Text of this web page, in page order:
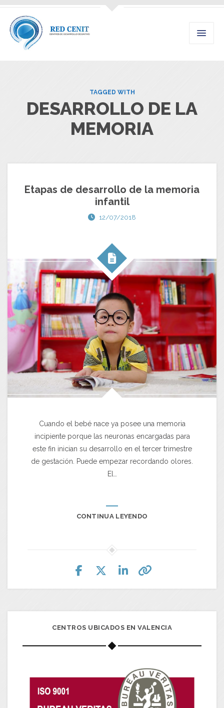
TAGGED WITH
DESARROLLO DE LA
MEMORIA
Etapas de desarrollo de la memoria
infantil
12/07/2018
Cuando el bebé nace ya posee una memoria
incipiente porque las neuronas encargadas para
este fin inician su desarrollo en el tercer trimestre
de gestación. Puede empezar recordando olores.
El…
CONTINUA LEYENDO
CENTROS UBICADOS EN VALENCIA